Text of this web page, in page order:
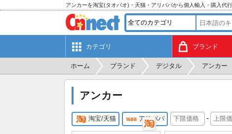
アンカーを淘宝(タオバオ)・天猫・アリババから個人輸入・購入代行
カテゴリ ブランド
ホーム ブランド デジタル アンカー
アンカー
淘宝/天猫 アリババ -